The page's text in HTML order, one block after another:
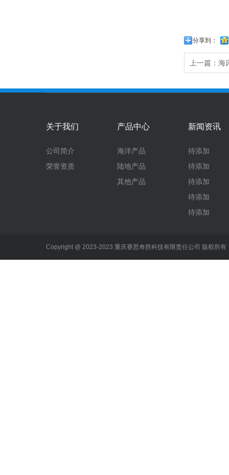
分享到：
上一篇： 海
关于我们
公司简介
荣誉资质
产品中心
海洋产品
陆地产品
其他产品
新闻资讯
待添加
待添加
待添加
待添加
待添加
Copyright @ 2023-2023 重庆赛思奇胜科技有限责任公司 版权所